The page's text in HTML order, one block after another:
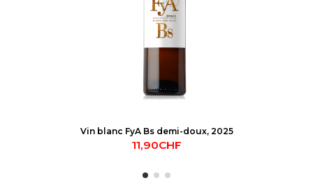
Vin blanc FyA Bs demi-doux, 2025
11,90CHF